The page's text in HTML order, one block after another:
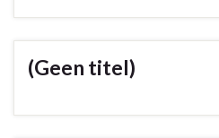
(Geen titel)